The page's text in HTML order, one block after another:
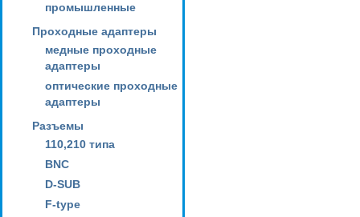
промышленные
Проходные адаптеры
медные проходные
адаптеры
оптические проходные
адаптеры
Разъемы
110,210 типа
BNC
D-SUB
F-type